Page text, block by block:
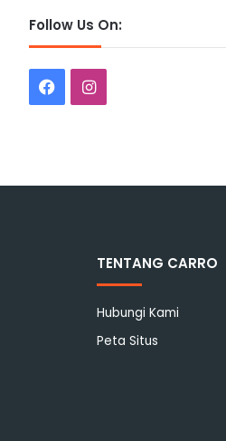
Follow Us On:
FacebookInstagram
TENTANG CARRO
Hubungi Kami
Peta Situs